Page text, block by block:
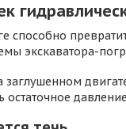
экскаватора-
заглушенном